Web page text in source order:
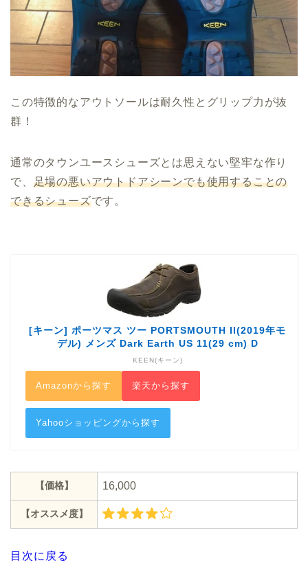
この特徴的なアウトソールは耐久性とグリップ力が抜
群！
通常のタウンユースシューズとは思えない堅牢な作り
で、 足場の悪いアウトドアシーンでも使用することの
できるシューズです。
[キーン] ポーツマス ツー PORTSMOUTH II(2019年モ
デル) メンズ Dark Earth US 11(29 cm) D
KEEN(キーン)
Amazonから探す 楽天から探す
Yahooショッピングから探す
【価格】 16,000
【オススメ度】
目次に戻る